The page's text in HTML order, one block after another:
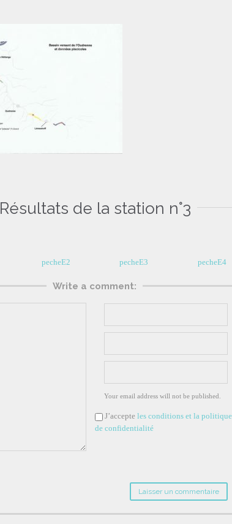
Résultats de la station n°3
pecheE2 pecheE3 pecheE4
Write a comment:
Your email address will not be published.
J’accepte les conditions et la politique
de confidentialité